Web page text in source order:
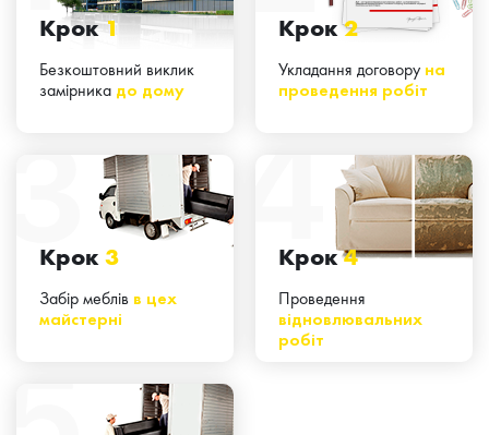
Крок1
Безкоштовний виклик
замірника до дому
Крок2
Укладання договору на
проведення робіт
Крок3
Забір меблів в цех
майстерні
Крок4
Проведення
відновлювальних
робіт